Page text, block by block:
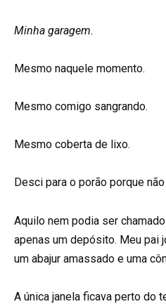
Minha garagem.
Mesmo naquele momento.
Mesmo comigo sangrando.
Mesmo coberta de lixo.
Desci para o porão porque
Aquilo nem podia ser
apenas um depósito. Meu pai
um abajur amassado e uma
A única janela ficava perto do